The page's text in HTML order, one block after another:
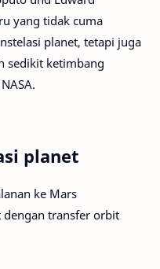
yang tidak cuma
planet, tetapi juga
sedikit ketimbang
planet
ke Mars
transfer orbit